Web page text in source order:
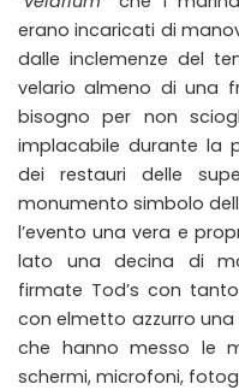
erano incaricati di
dalle inclemenze del
velario almeno di una
bisogno per non
implacabile durante la
dei restauri delle
monumento simbolo
l’evento una vera e
lato una decina di
firmate Tod’s con
con elmetto azzurro
che hanno messo le
schermi, microfoni,